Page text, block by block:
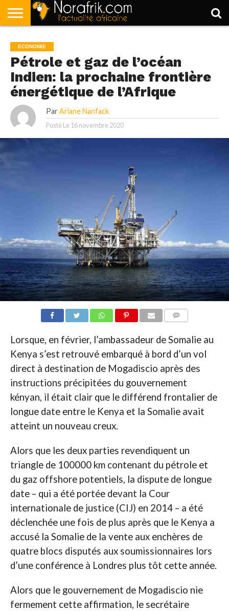
POLITIQUE
SOCIÉTÉ
ECONOMIE
SPORT
LIFESTYLE
ECONOMIE
Pétrole et gaz de l’océan
Indien: la prochaine frontière
énergétique de l’Afrique
Par Ariane Nanfack
Posté Le 16 novembre 2020
Lorsque, en février, l’ambassadeur de Somalie au
Kenya s’est retrouvé embarqué à bord d’un vol
direct à destination de Mogadiscio après des
instructions précipitées du gouvernement
kényan, il était clair que le différend frontalier de
longue date entre le Kenya et la Somalie avait
atteint un nouveau creux.
Alors que les deux parties revendiquent un
triangle de 100000 km contenant du pétrole et
du gaz offshore potentiels, la dispute de longue
date – qui a été portée devant la Cour
internationale de justice (CIJ) en 2014 – a été
déclenchée une fois de plus après que le Kenya a
accusé la Somalie de la vente aux enchères de
quatre blocs disputés aux soumissionnaires lors
d’une conférence à Londres plus tôt cette année.
Alors que le gouvernement de Mogadiscio nie
fermement cette affirmation, le secrétaire